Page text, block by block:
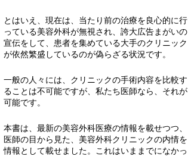
とはいえ、現在は、当たり前の治療を良心的に行
っている美容外科が無視され、誇大広告まがいの
宣伝をして、患者を集めている大手のクリニック
が依然繁盛しているのが偽らざる状況です。
一般の人々には、クリニックの手術内容を比較す
ることは不可能ですが、私たち医師なら、それが
可能です。
本書は、最新の美容外科医療の情報を載せつつ、
医師の目から見た、美容外科クリニックの内情を
情報として載せました。これはいままでになかっ